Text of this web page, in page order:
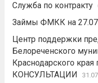
Служба по контракту
Займы ФМКК на
Центр поддержки
Белореченского
Краснодарского
КОНСУЛЬТАЦИИ